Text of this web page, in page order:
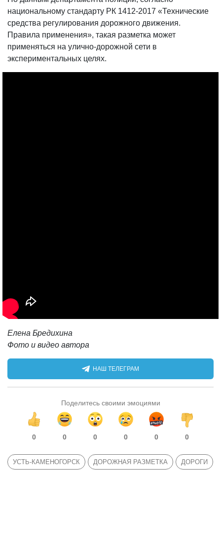
национальному стандарту РК 1412-2017 «Технические
средства регулирования дорожного движения.
Правила применения», такая разметка может
применяться на улично-дорожной сети в
экспериментальных целях.
Елена Бредихина
Фото и видео автора
НАШ ТЕЛЕГРАМ
Поделитесь своими эмоциями
0 0 0 0 0 0
УСТЬ-КАМЕНОГОРСК ДОРОЖНАЯ РАЗМЕТКА ДОРОГИ